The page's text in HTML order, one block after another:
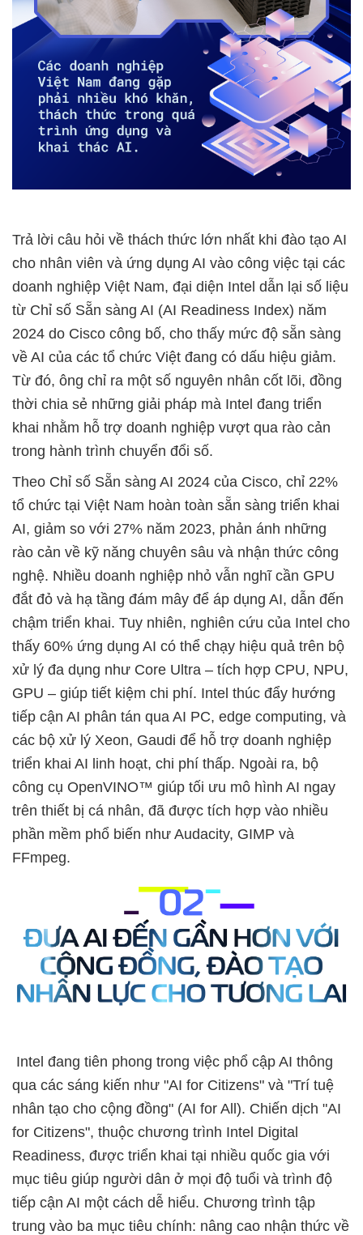
Trả lời câu hỏi về thách thức lớn nhất khi đào tạo AI
cho nhân viên và ứng dụng AI vào công việc tại các
doanh nghiệp Việt Nam, đại diện Intel dẫn lại số liệu
từ Chỉ số Sẵn sàng AI (AI Readiness Index) năm
2024 do Cisco công bố, cho thấy mức độ sẵn sàng
về AI của các tổ chức Việt đang có dấu hiệu giảm.
Từ đó, ông chỉ ra một số nguyên nhân cốt lõi, đồng
thời chia sẻ những giải pháp mà Intel đang triển
khai nhằm hỗ trợ doanh nghiệp vượt qua rào cản
trong hành trình chuyển đổi số.
Theo Chỉ số Sẵn sàng AI 2024 của Cisco, chỉ 22%
tổ chức tại Việt Nam hoàn toàn sẵn sàng triển khai
AI, giảm so với 27% năm 2023, phản ánh những
rào cản về kỹ năng chuyên sâu và nhận thức công
nghệ. Nhiều doanh nghiệp nhỏ vẫn nghĩ cần GPU
đắt đỏ và hạ tầng đám mây để áp dụng AI, dẫn đến
chậm triển khai. Tuy nhiên, nghiên cứu của Intel cho
thấy 60% ứng dụng AI có thể chạy hiệu quả trên bộ
xử lý đa dụng như Core Ultra – tích hợp CPU, NPU,
GPU – giúp tiết kiệm chi phí. Intel thúc đẩy hướng
tiếp cận AI phân tán qua AI PC, edge computing, và
các bộ xử lý Xeon, Gaudi để hỗ trợ doanh nghiệp
triển khai AI linh hoạt, chi phí thấp. Ngoài ra, bộ
công cụ OpenVINO™ giúp tối ưu mô hình AI ngay
trên thiết bị cá nhân, đã được tích hợp vào nhiều
phần mềm phổ biến như Audacity, GIMP và
FFmpeg.
Intel đang tiên phong trong việc phổ cập AI thông
qua các sáng kiến như "AI for Citizens" và "Trí tuệ
nhân tạo cho cộng đồng" (AI for All). Chiến dịch "AI
for Citizens", thuộc chương trình Intel Digital
Readiness, được triển khai tại nhiều quốc gia với
mục tiêu giúp người dân ở mọi độ tuổi và trình độ
tiếp cận AI một cách dễ hiểu. Chương trình tập
trung vào ba mục tiêu chính: nâng cao nhận thức về